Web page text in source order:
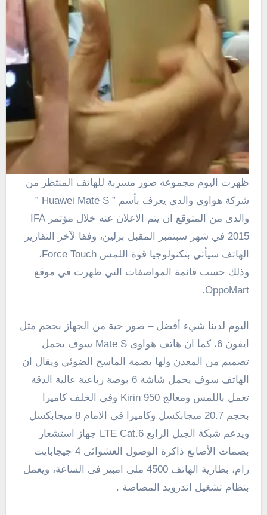
ظهرت اليوم مجموعة صور مسربة للهاتف المنتظر من
شركة هواوى والذى يعرف بأسم ” Huawei Mate S ”
والذى من المتوقع ان يتم الاعلان عنه خلال مؤتمر IFA
2015 في شهر سبتمبر المقبل
برلين، وفقا لآخر التقارير
الهاتف سيأتي بتكنولوجيا قوة اللمس Force Touch،
وذلك حسب قائمة المواصفات التي ظهرت في موقع
OppoMart.
اليوم لدينا شيء أفضل – صور حية من الجهاز بحجم مثل
ايفون 6، كما ان هاتف هواوى Mate S سوف يحمل
تصميم من المعدن ولها بصمة
الماسح الضوئي ويقال ان
الهاتف سوف يحمل شاشة 6 بوصة
رباعية عالية الدقة
تعمل باللمس
ومعالج Kirin 950 وفى الخلف كاميرا
بحجم 20.7
ميجابكسل وكاميرا فى الامام 8 ميجابكسل
ويدعم شبكة الجيل الرابع LTE Cat.6
جهاز استشعار
بصمات الأصابع
ذاكرة الوصول العشوائى 4 جيجابايت
رام، بطارية الهاتف 4500 ملى امبير فى الساعة، ويعمل
بنظام تشغيل اندرويد المصاصة .